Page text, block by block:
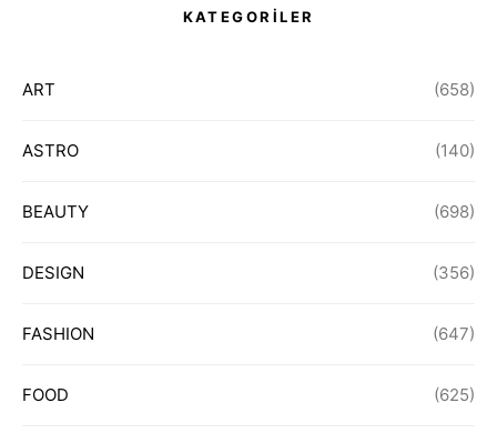
KATEGORİLER
ART (658)
ASTRO (140)
BEAUTY (698)
DESIGN (356)
FASHION (647)
FOOD (625)